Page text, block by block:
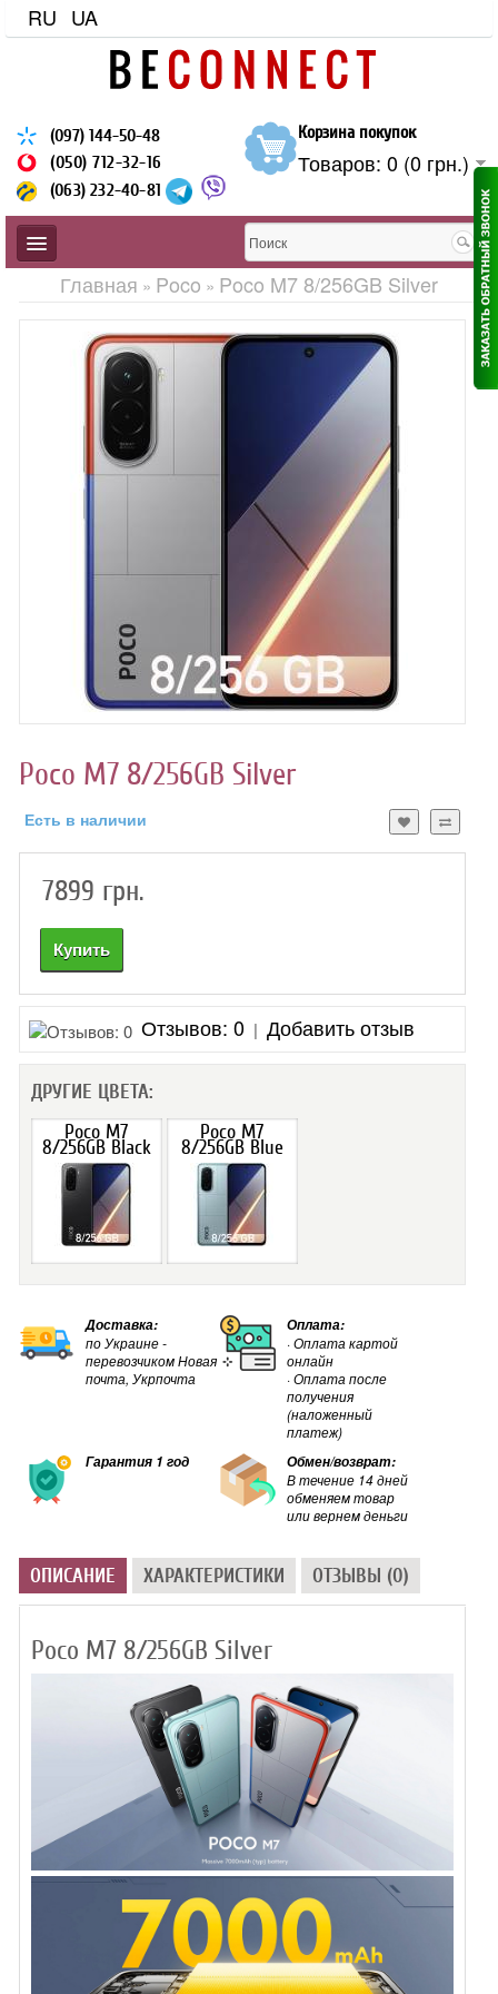
RU UA
(097) 144-50-48
(050) 712-32-16
(063) 232-40-81
Корзина покупок
Товаров: 0 (0 грн.)
ЗАЩИЩЕННЫЕ
BLACKVIEW
UNIHERTZ 8849
XIAOMI
ПЛАНШЕТЫ
АКСЕССУАРЫ
НОВИНКИ
Главная » Poco » Poco M7 8/256GB Silver
Poco M7 8/256GB Silver
Есть в наличии
7899 грн.
Отзывов: 0 | Добавить отзыв
ДРУГИЕ ЦВЕТА:
Poco M7
8/256GB Black
Poco M7
8/256GB Blue
Доставка:
по Украине -
перевозчиком Новая
почта, Укрпочта
Оплата:
· Оплата картой
онлайн
· Оплата после
получения
(наложенный
платеж)
Гарантия 1 год
Обмен/возврат:
В течение 14 дней
обменяем товар
или вернем деньги
ОПИСАНИЕ ХАРАКТЕРИСТИКИ ОТЗЫВЫ (0)
Poco M7 8/256GB Silver